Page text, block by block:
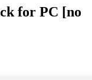
for PC [no